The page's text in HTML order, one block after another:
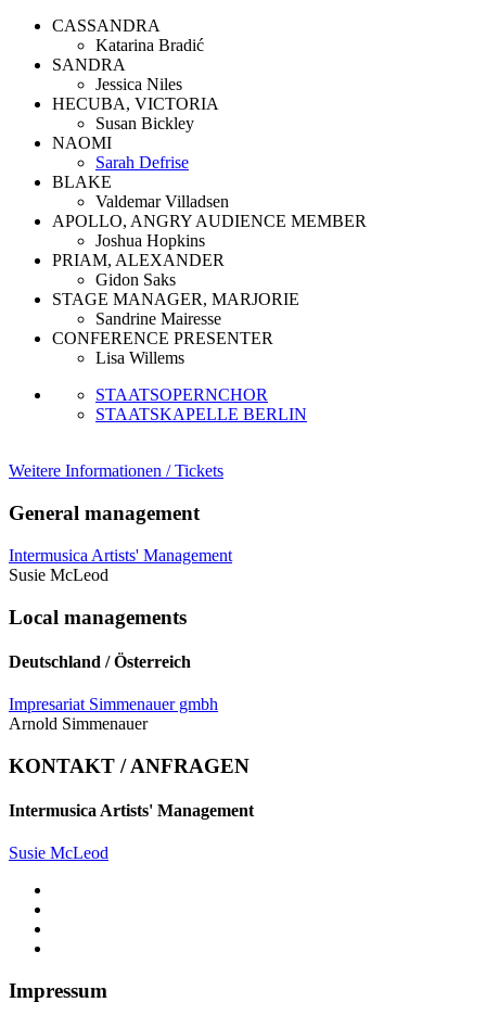
CASSANDRA
Katarina Bradić
SANDRA
Jessica Niles
HECUBA, VICTORIA
Susan Bickley
NAOMI
Sarah Defrise
BLAKE
Valdemar Villadsen
APOLLO, ANGRY AUDIENCE MEMBER
Joshua Hopkins
PRIAM, ALEXANDER
Gidon Saks
STAGE MANAGER, MARJORIE
Sandrine Mairesse
CONFERENCE PRESENTER
Lisa Willems
STAATSOPERNCHOR
STAATSKAPELLE BERLIN
Weitere Informationen / Tickets
General management
Intermusica Artists' Management
Susie McLeod
Local managements
Deutschland / Österreich
Impresariat Simmenauer gmbh
Arnold Simmenauer
KONTAKT / ANFRAGEN
Intermusica Artists' Management
Susie McLeod
Impressum